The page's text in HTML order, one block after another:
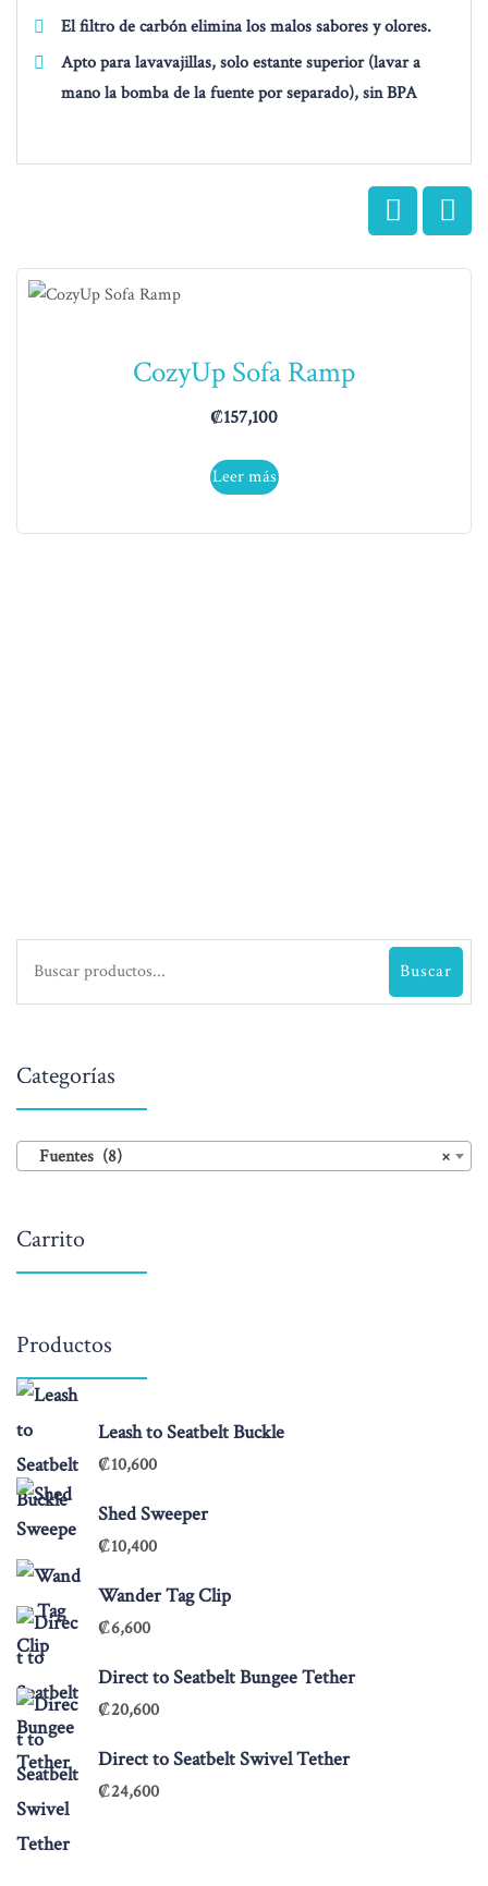
El filtro de carbón elimina los malos sabores y olores.
Apto para lavavajillas, solo estante superior (lavar a
mano la bomba de la fuente por separado), sin BPA
CozyUp Sofa Ramp
₡157,100
Leer más
Buscar
Categorías
×
Fuentes (8)
Carrito
Productos
Leash to Seatbelt Buckle
₡10,600
Shed Sweeper
₡10,400
Wander Tag Clip
₡6,600
Direct to Seatbelt Bungee Tether
₡20,600
Direct to Seatbelt Swivel Tether
₡24,600